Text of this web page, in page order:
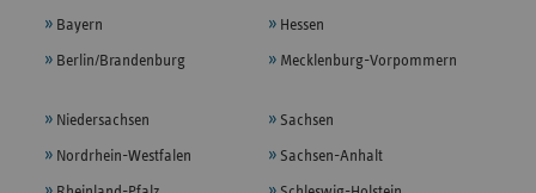
Bayern
Berlin/Brandenburg
Hessen
Mecklenburg-Vorpommern
Niedersachsen
Nordrhein-Westfalen
Sachsen
Sachsen-Anhalt